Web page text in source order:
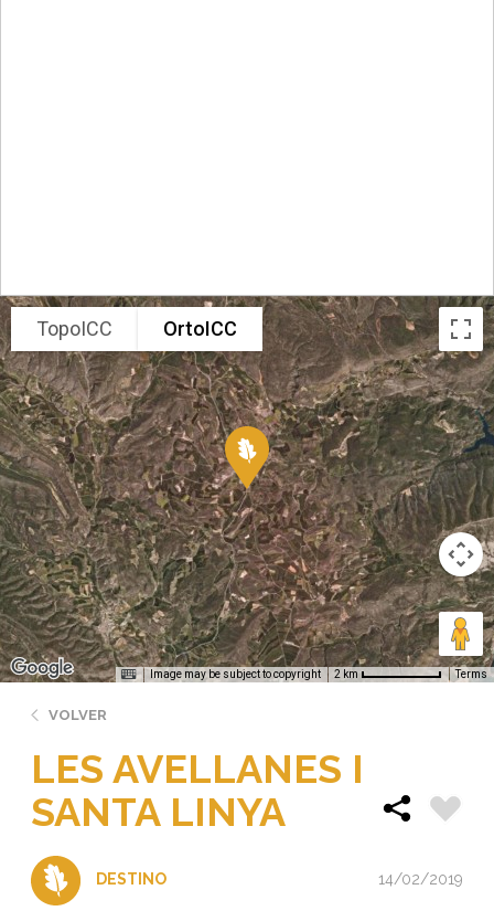
TopoICC OrtoICC
Image may be subject to copyright 2 km Terms
VOLVER
LES AVELLANES I
SANTA LINYA
DESTINO 14/02/2019